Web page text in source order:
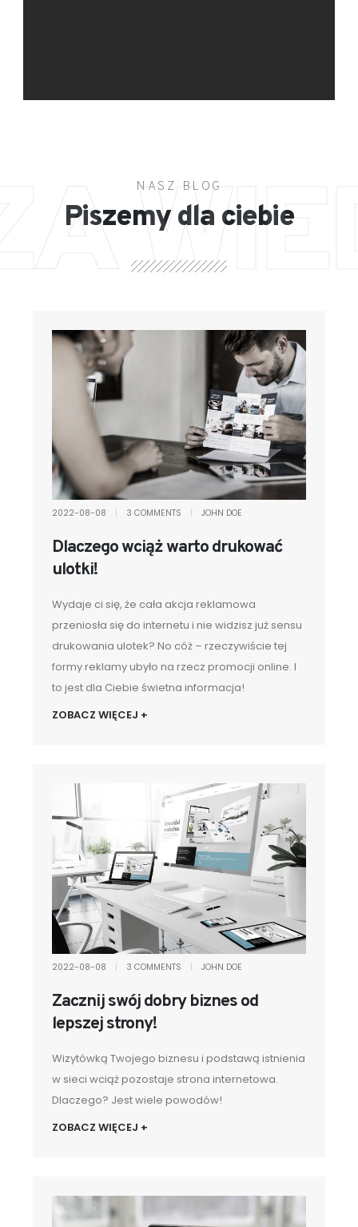
NASZ BLOG
Piszemy dla ciebie
2022-08-08 3 COMMENTS JOHN DOE
Dlaczego wciąż warto drukować
ulotki!
Wydaje ci się, że cała akcja reklamowa
przeniosła się do internetu i nie widzisz już sensu
drukowania ulotek? No cóż – rzeczywiście tej
formy reklamy ubyło na rzecz promocji online. I
to jest dla Ciebie świetna informacja!
ZOBACZ WIĘCEJ +
2022-08-08 3 COMMENTS JOHN DOE
Zacznij swój dobry biznes od
lepszej strony!
Wizytówką Twojego biznesu i podstawą istnienia
w sieci wciąż pozostaje strona internetowa.
Dlaczego? Jest wiele powodów!
ZOBACZ WIĘCEJ +